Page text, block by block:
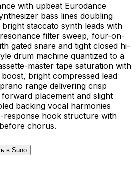
with upbeat Eurodance
bass lines doubling
staccato synth leads with
filter sweep, four-on-
gated snare and tight closed hi-
drum machine quantized to a
master tape saturation with
bright compressed lead
range delivering crisp
placement and slight
backing vocal harmonies
response hook structure with
chorus.
в Suno